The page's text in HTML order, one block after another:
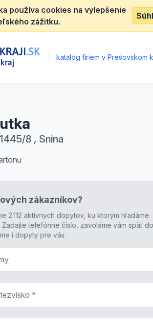
používa cookies na vylepšenie
zážitku.
katalóg firiem v Prešovskom
8 , Snina
zákazníkov?
2.112 aktívnych dopytov, ku ktorým hľadáme
telefónne číslo, zavoláme vám späť
i dopyty pre vás.